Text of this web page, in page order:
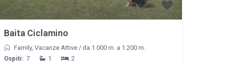
Baita Ciclamino
Family, Vacanze Attive/ da 1.000 m. a 1.200 m.
Ospiti: 7 1 2